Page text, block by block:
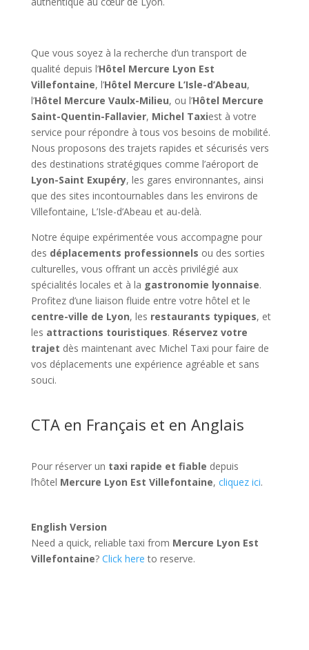
Que vous soyez à la recherche d’un transport de
qualité depuis l’Hôtel Mercure Lyon Est
Villefontaine, l’Hôtel Mercure L’Isle-d’Abeau,
l’Hôtel Mercure Vaulx-Milieu, ou l’Hôtel Mercure
Saint-Quentin-Fallavier, Michel Taxiest à votre
service pour répondre à tous vos besoins de mobilité.
Nous proposons des trajets rapides et sécurisés vers
des destinations stratégiques comme l’aéroport de
Lyon-Saint Exupéry, les gares environnantes, ainsi
que des sites incontournables dans les environs de
Villefontaine, L’Isle-d’Abeau et au-delà.
Notre équipe expérimentée vous accompagne pour
des déplacements professionnels ou des sorties
culturelles, vous offrant un accès privilégié aux
spécialités locales et à la gastronomie lyonnaise.
Profitez d’une liaison fluide entre votre hôtel et le
centre-ville de Lyon, les restaurants typiques, et
les attractions touristiques. Réservez votre
trajet dès maintenant avec Michel Taxi pour faire de
vos déplacements une expérience agréable et sans
souci.
CTA en Français et en Anglais
Pour réserver un taxi rapide et fiable depuis
l’hôtel Mercure Lyon Est Villefontaine, cliquez ici.
English Version
Need a quick, reliable taxi from Mercure Lyon Est
Villefontaine? Click here to reserve.